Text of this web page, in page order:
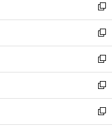
く
ド
ウ
で
開
く
ィ
ン
ド
ウ
で
開
く
い
ウ
ィ
ン
ド
ウ
で
開
く
新
し
い
ウ
ィ
ン
ド
ウ
で
開
新
し
い
ウ
ィ
ン
ド
ウ
新
し
い
ウ
ィ
ン
新
し
い
ウ
新
し